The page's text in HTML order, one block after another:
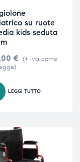
su ruote
kids seduta
€ (+ iva come
LEGGI TUTTO